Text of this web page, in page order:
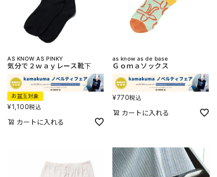
AS KNOW AS PINKY
気分で２ｗａｙレース靴下
お盆玉対象
¥1,100税込
カートに入れる
as know as de base
Ｇｏｍａソックス
¥770税込
カートに入れる